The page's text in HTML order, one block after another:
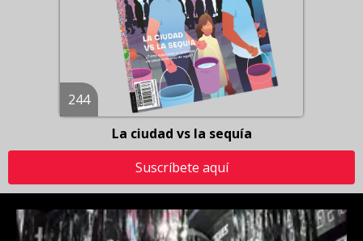
244
La ciudad vs la sequía
Suscríbete aquí